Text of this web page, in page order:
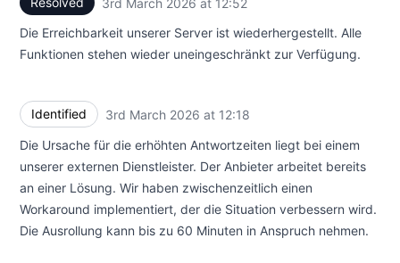
Die Erreichbarkeit unserer Server ist wiederhergestellt. Alle
Funktionen stehen wieder uneingeschränkt zur Verfügung.
Identified 3rd March 2026 at 12:18
Die Ursache für die erhöhten Antwortzeiten liegt bei einem
unserer externen Dienstleister. Der Anbieter arbeitet bereits
an einer Lösung. Wir haben zwischenzeitlich einen
Workaround implementiert, der die Situation verbessern wird.
Die Ausrollung kann bis zu 60 Minuten in Anspruch nehmen.